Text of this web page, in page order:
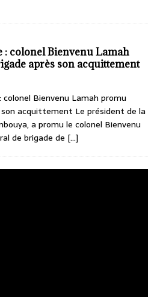
: colonel Bienvenu Lamah
après son acquittement
Bienvenu Lamah promu
acquittement Le président de la
a promu le colonel Bienvenu
de brigade de [...]